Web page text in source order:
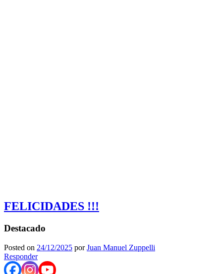
FELICIDADES !!!
Destacado
Posted on 24/12/2025 porJuan Manuel Zuppelli
Responder